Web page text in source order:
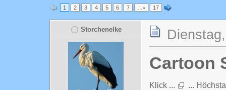
1 2 3 4 5 6 7 … 17
Storchenelke
Cartoon
Klick ... ...